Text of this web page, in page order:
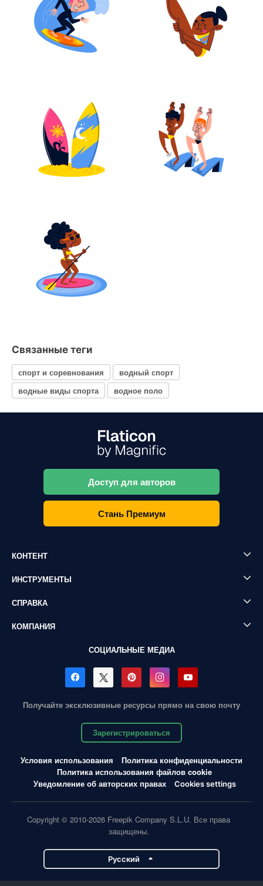
Связанные теги
спорт и соревнования
водный спорт
водные виды спорта
водное поло
Доступ для авторов
Стань Премиум
КОНТЕНТ
ИНСТРУМЕНТЫ
СПРАВКА
КОМПАНИЯ
СОЦИАЛЬНЫЕ МЕДИА
Получайте эксклюзивные ресурсы прямо на свою почту
Зарегистрироваться
Условия использования
Политика конфиденциальности
Политика использования файлов cookie
Уведомление об авторских правах
Cookies settings
Copyright © 2010-2026 Freepik Company S.L.U. Все права
защищены.
Pусский